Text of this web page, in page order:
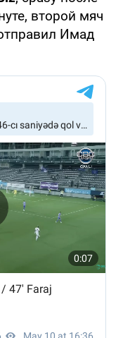
второй мяч
Имад